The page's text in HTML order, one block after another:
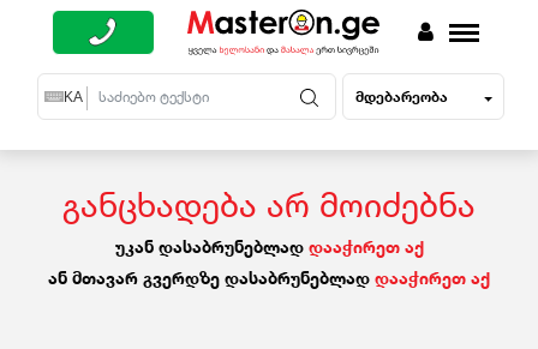
EN KA RU მდებარეობა
განცხადება არ მოიძებნა
უკან დასაბრუნებლად დააჭირეთ აქ
ან მთავარ გვერდზე დასაბრუნებლად დააჭირეთ აქ